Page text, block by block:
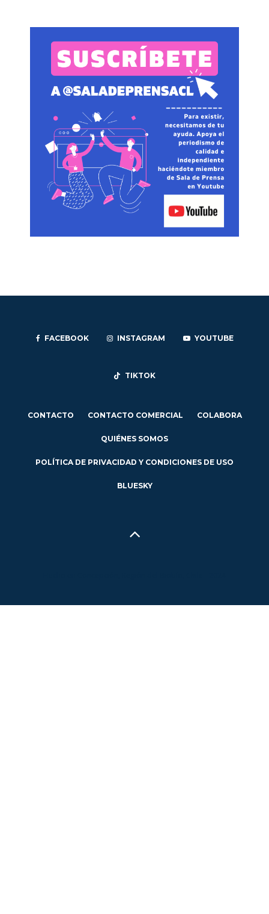
FACEBOOK INSTAGRAM YOUTUBE
TIKTOK
CONTACTO CONTACTO COMERCIAL COLABORA
QUIÉNES SOMOS
POLÍTICA DE PRIVACIDAD Y CONDICIONES DE USO
BLUESKY